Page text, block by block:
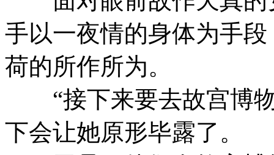
手以一夜情的身体为手
荷的所作所为。
“接下来要去故宫博物
下会让她原形毕露了。